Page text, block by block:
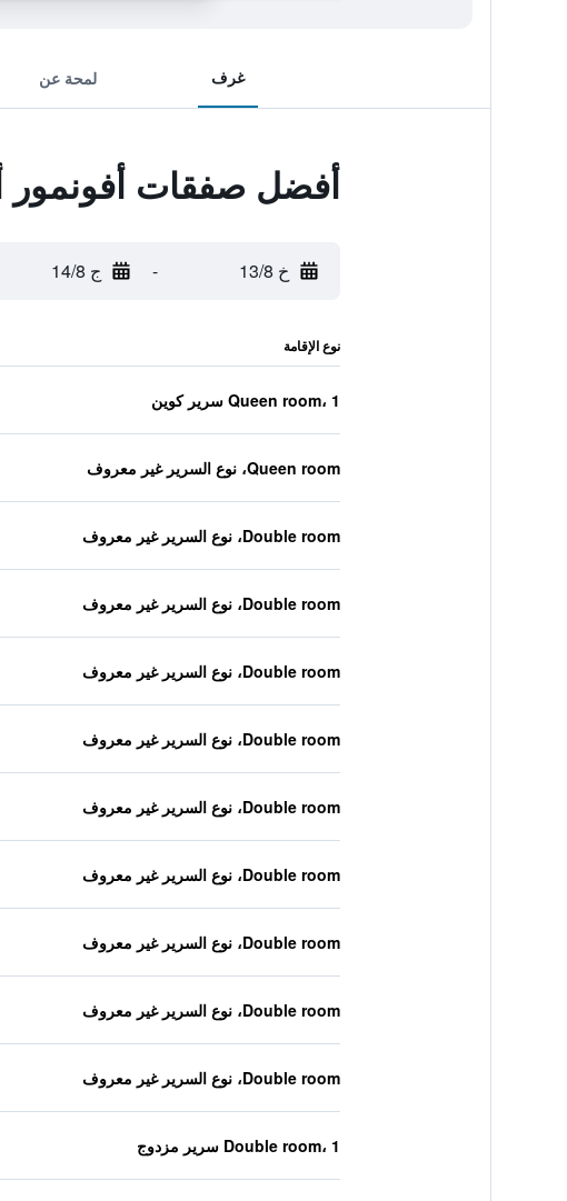
غرف لمحة عن
أفضل صفقات أفونمور
خ 13/8 - ج 14/8
نوع الإقامة
Queen room، 1 سرير كوين
Queen room، نوع السرير غير معروف
Double room، نوع السرير غير معروف
Double room، نوع السرير غير معروف
Double room، نوع السرير غير معروف
Double room، نوع السرير غير معروف
Double room، نوع السرير غير معروف
Double room، نوع السرير غير معروف
Double room، نوع السرير غير معروف
Double room، نوع السرير غير معروف
Double room، نوع السرير غير معروف
Double room، 1 سرير مزدوج